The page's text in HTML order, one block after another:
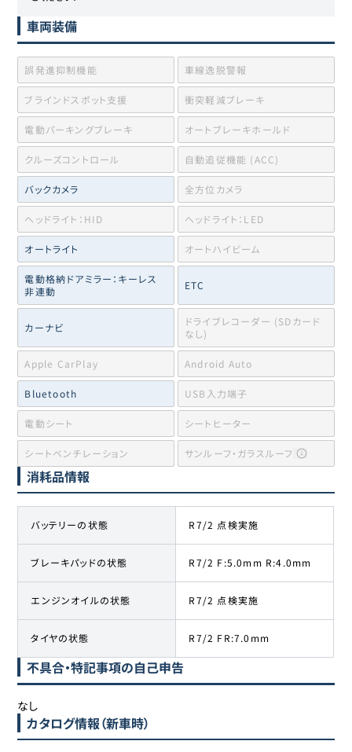
車両装備
誤発進抑制機能 車線逸脱警報
ブラインドスポット支援 衝突軽減ブレーキ
電動パーキングブレーキ オートブレーキホールド
クルーズコントロール 自動追従機能 (ACC)
バックカメラ 全方位カメラ
ヘッドライト：HID ヘッドライト：LED
オートライト オートハイビーム
電動格納ドアミラー：キーレス
非連動
ETC
カーナビ
ドライブレコーダー (SDカード
なし)
Apple CarPlay Android Auto
Bluetooth USB入力端子
電動シート シートヒーター
シートベンチレーション サンルーフ・ガラスルーフ
消耗品情報
バッテリーの状態 R7/2 点検実施
ブレーキパッドの状態 R7/2 F:5.0mm R:4.0mm
エンジンオイルの状態 R7/2 点検実施
タイヤの状態 R7/2 FR:7.0mm
不具合・特記事項の自己申告
なし
カタログ情報（新車時）